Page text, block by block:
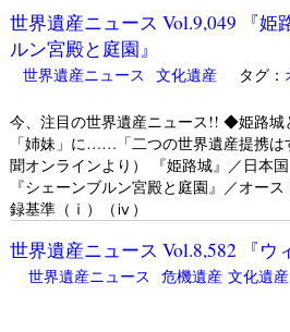
世界遺産ニュース Vol.9,049 『姫
ルン宮殿と庭園』
世界遺産ニュース 文化遺産タグ：
今、注目の世界遺産ニュース!! ◆姫路城
「姉妹」に……「二つの世界遺産提携
聞オンラインより） 『姫路城』／日
『シェーンブルン宮殿と庭園』／オ
録基準（ⅰ）（ⅳ）
世界遺産ニュース Vol.8,582 『ウ
世界遺産ニュース 危機遺産 文化遺産